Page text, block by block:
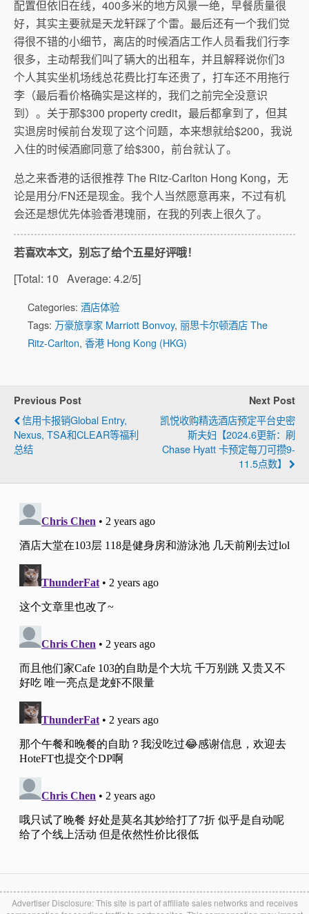
配置但依旧在线，400多米的地方风景一绝，早餐质量很
好，其实主要就是天龙轩踩了个雷。最后还有一个我们觉
得很不错的小细节，离店的时候酒店工作人员看我们行李
很多，主动帮我们叫了辆大的出租车，并且解释说你们3
个人其实坐机场线总花费比打车还贵了，打车还不用拖行
李（最后看价格确实是这样的，我们之前完全没意识
到）。关于那$300 property credit，最后都拿到了，但其
实退房时候前台发现了这个问题，本来想就给$200，我说
入住的时候酒廊同意了给$300，前台就认了。
总之来香港的话很推荐 The Ritz-Carlton Hong Kong，无
论是用分/FN还是现金。我个人当然愿意再来，不过有机
会还是想优先体验香港瑰丽，在我的列表上很久了。
若喜欢本文，别忘了给个五星好评哦！
[Total: 10 Average: 4.2/5]
Categories: 酒店体验
Tags: 万豪旅享家 Marriott Bonvoy, 丽思卡尔顿酒店 The
Ritz-Carlton, 香港 Hong Kong (HKG)
Previous Post
信用卡报销Global Entry,
Nexus, TSA和CLEAR等福利
总结
Next Post
凯悦收购精选酒店预定平台史密
斯夫妇【2024.6更新：刷
Chase Hyatt 卡预定每刀可攒9-
11.5点数】
Advertiser Disclosure: This site is part of affiliate sales networks and receives